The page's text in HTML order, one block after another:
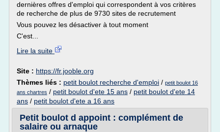
dernières offres d'emploi qui correspondent à vos critères
de recherche de plus de 9730 sites de recrutement
Vous pouvez les désactiver à tout moment
C'est...
Lire la suite
Site : https://fr.jooble.org
Thèmes liés : petit boulot recherche d'emploi / petit boulot 16
ans chartres / petit boulot d'ete 15 ans / petit boulot d'ete 14
ans / petit boulot d'ete a 16 ans
Petit boulot d appoint : complément de
salaire ou arnaque